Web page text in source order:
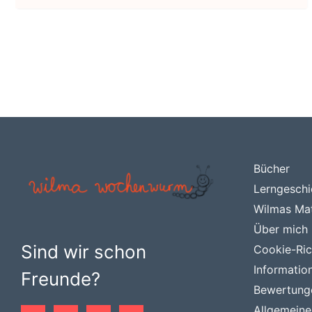
Sind wir schon
Freunde?
Bücher
Wilmas
Über mich
Cookie-